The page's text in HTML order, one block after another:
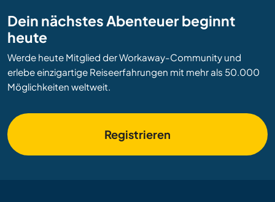
Dein nächstes Abenteuer beginnt
heute
Werde heute Mitglied der Workaway-Community und
erlebe einzigartige Reiseerfahrungen mit mehr als 50.000
Möglichkeiten weltweit.
Registrieren